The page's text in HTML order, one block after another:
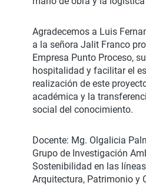
Agradecemos a Luis
a la señora Jalit Franco
Empresa Punto Proceso,
hospitalidad y facilitar el
realización de este
académica y la
social del conocimiento.
Docente: Mg. Olgalicia
Grupo de Investigación
Sostenibilidad en las
Arquitectura, Patrimonio y